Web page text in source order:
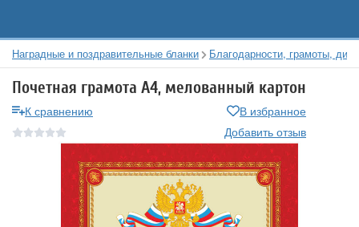
Наградные и поздравительные бланки Благодарности, грамоты,
Почетная грамота А4, мелованный картон
К сравнению
В избранное
Добавить отзыв